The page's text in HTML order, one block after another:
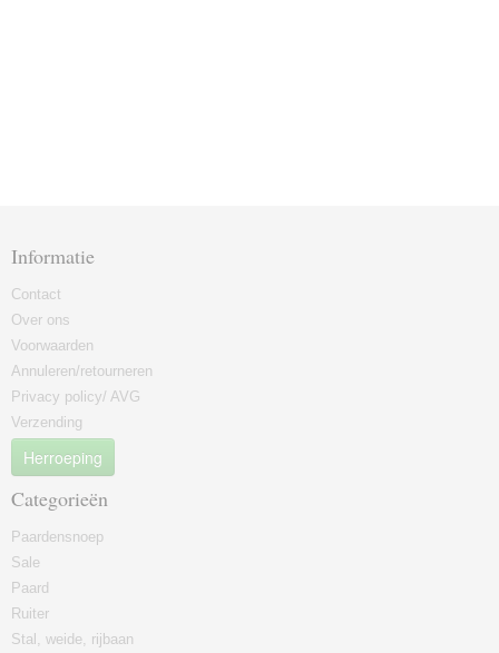
Informatie
Contact
Over ons
Voorwaarden
Annuleren/retourneren
Privacy policy/ AVG
Verzending
Herroeping
Categorieën
Paardensnoep
Sale
Paard
Ruiter
Stal, weide, rijbaan